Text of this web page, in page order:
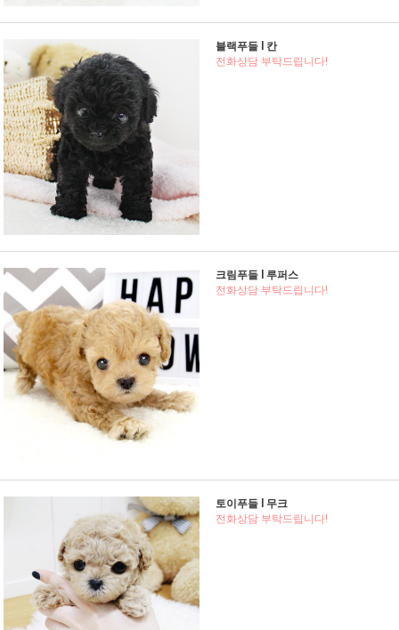
블랙푸들 l 칸
전화상담 부탁드립니다!
크림푸들 l 루퍼스
전화상담 부탁드립니다!
토이푸들 l 무크
전화상담 부탁드립니다!